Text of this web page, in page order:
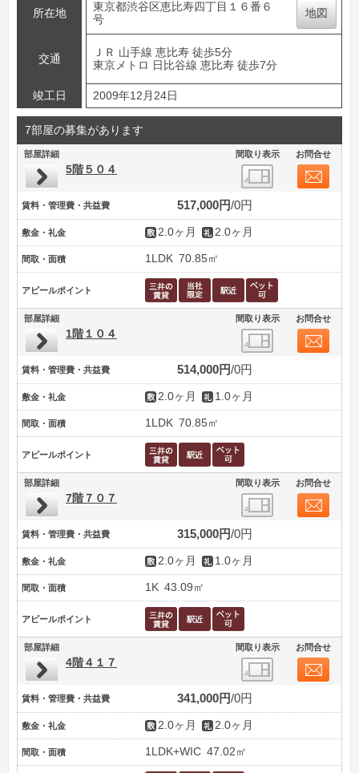
所在地
東京都渋谷区恵比寿四丁目１６番６
号
地図
交通
ＪＲ 山手線 恵比寿 徒歩5分
東京メトロ 日比谷線 恵比寿 徒歩7分
竣工日 2009年12月24日
7部屋の募集があります
部屋詳細 間取り表示 お問合せ
5階５０４
賃料・管理費・共益費 517,000円 0円
敷金・礼金 2.0ヶ月 2.0ヶ月
間取・面積 1LDK 70.85㎡
アピールポイント
部屋詳細 間取り表示 お問合せ
1階１０４
賃料・管理費・共益費 514,000円 0円
敷金・礼金 2.0ヶ月 1.0ヶ月
間取・面積 1LDK 70.85㎡
アピールポイント
部屋詳細 間取り表示 お問合せ
7階７０７
賃料・管理費・共益費 315,000円 0円
敷金・礼金 2.0ヶ月 1.0ヶ月
間取・面積 1K 43.09㎡
アピールポイント
部屋詳細 間取り表示 お問合せ
4階４１７
賃料・管理費・共益費 341,000円 0円
敷金・礼金 2.0ヶ月 2.0ヶ月
間取・面積 1LDK+WIC 47.02㎡